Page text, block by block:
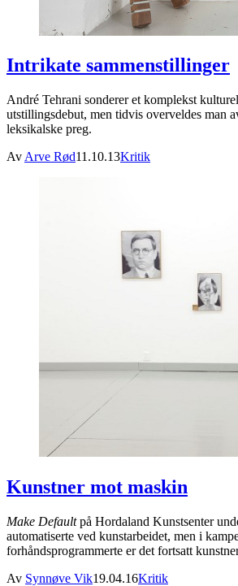
Intrikate sammenstillinger
André Tehrani sonderer et komplekst
utstillingsdebut, men tidvis overveldes man
leksikalske preg.
Av Arve Rød11.10.13Kritik
Kunstner mot maskin
Make Defaultpå Hordaland Kunstsenter
automatiserte ved kunstarbeidet, men i
forhåndsprogrammerte er det fortsatt
Av Synnøve Vik19.04.16Kritik